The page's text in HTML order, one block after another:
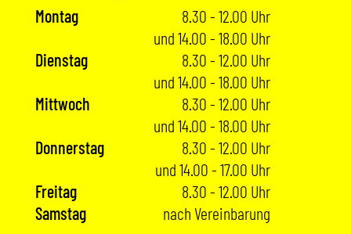
Montag
8.30 - 12.00 Uhr
und 14.00 - 18.00 Uhr
Dienstag
8.30 - 12.00 Uhr
und 14.00 - 18.00 Uhr
Mittwoch
8.30 - 12.00 Uhr
und 14.00 - 18.00 Uhr
Donnerstag
8.30 - 12.00 Uhr
und 14.00 - 17.00 Uhr
Freitag
8.30 - 12.00 Uhr
Samstag
nach Vereinbarung